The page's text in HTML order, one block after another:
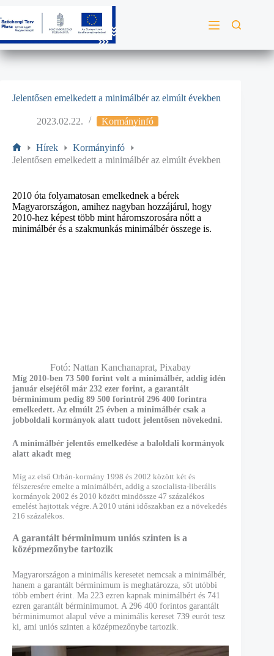
Jelentősen emelkedett a minimálbér az elmúlt években
2023.02.22. Kormányinfó
Hírek
Kormányinfó
Jelentősen emelkedett a minimálbér az elmúlt években
2010 óta folyamatosan emelkednek a bérek
Magyarországon, amihez nagyban hozzájárul, hogy
2010-hez képest több mint háromszorosára nőtt a
minimálbér és a szakmunkás minimálbér összege is.
Fotó: Nattan Kanchanaprat, Pixabay
Míg 2010-ben 73 500 forint volt a minimálbér, addig idén
január elsejétől már 232 ezer forint, a garantált
bérminimum pedig 89 500 forintról 296 400 forintra
emelkedett. Az elmúlt 25 évben a minimálbér csak a
jobboldali kormányok alatt tudott jelentősen növekedni.
A minimálbér jelentős emelkedése a baloldali kormányok
alatt akadt meg
Míg az első Orbán-kormány 1998 és 2002 között két és
félszeresére emelte a minimálbért, addig a szocialista-liberális
kormányok 2002 és 2010 között mindössze 47 százalékos
emelést hajtottak végre. A 2010 utáni időszakban ez a növekedés
216 százalékos.
A garantált bérminimum uniós szinten is a
középmezőnybe tartozik
Magyarországon a minimális keresetet nemcsak a minimálbér,
hanem a garantált bérminimum is meghatározza, sőt utóbbi
több embert érint. Ma 223 ezren kapnak minimálbért és 741
ezren garantált bérminimumot. A 296 400 forintos garantált
bérminimumot alapul véve a minimális kereset 739 eurót tesz
ki, ami uniós szinten a középmezőnybe tartozik.